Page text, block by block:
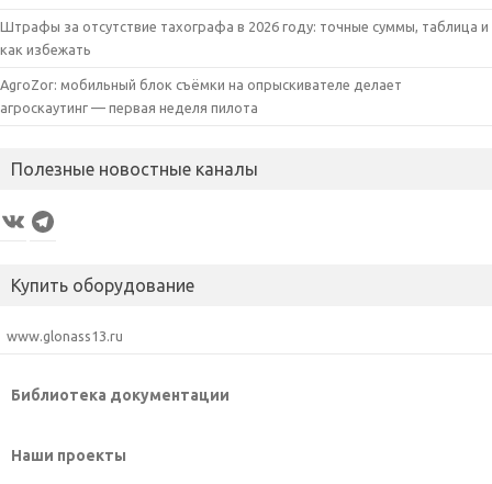
Штрафы за отсутствие тахографа в 2026 году: точные суммы, таблица и
как избежать
AgroZor: мобильный блок съёмки на опрыскивателе делает
агроскаутинг — первая неделя пилота
Полезные новостные каналы
VK Telegram
Купить оборудование
www.glonass13.ru
Библиотека документации
Наши проекты